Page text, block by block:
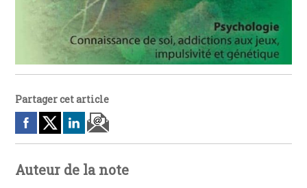
Partager cet article
Auteur de la note